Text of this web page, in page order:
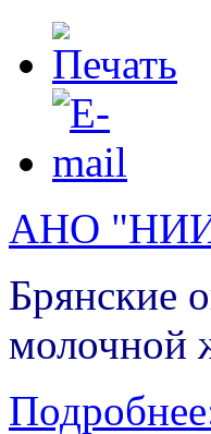
АНО "НИИ
Брянские
молочной